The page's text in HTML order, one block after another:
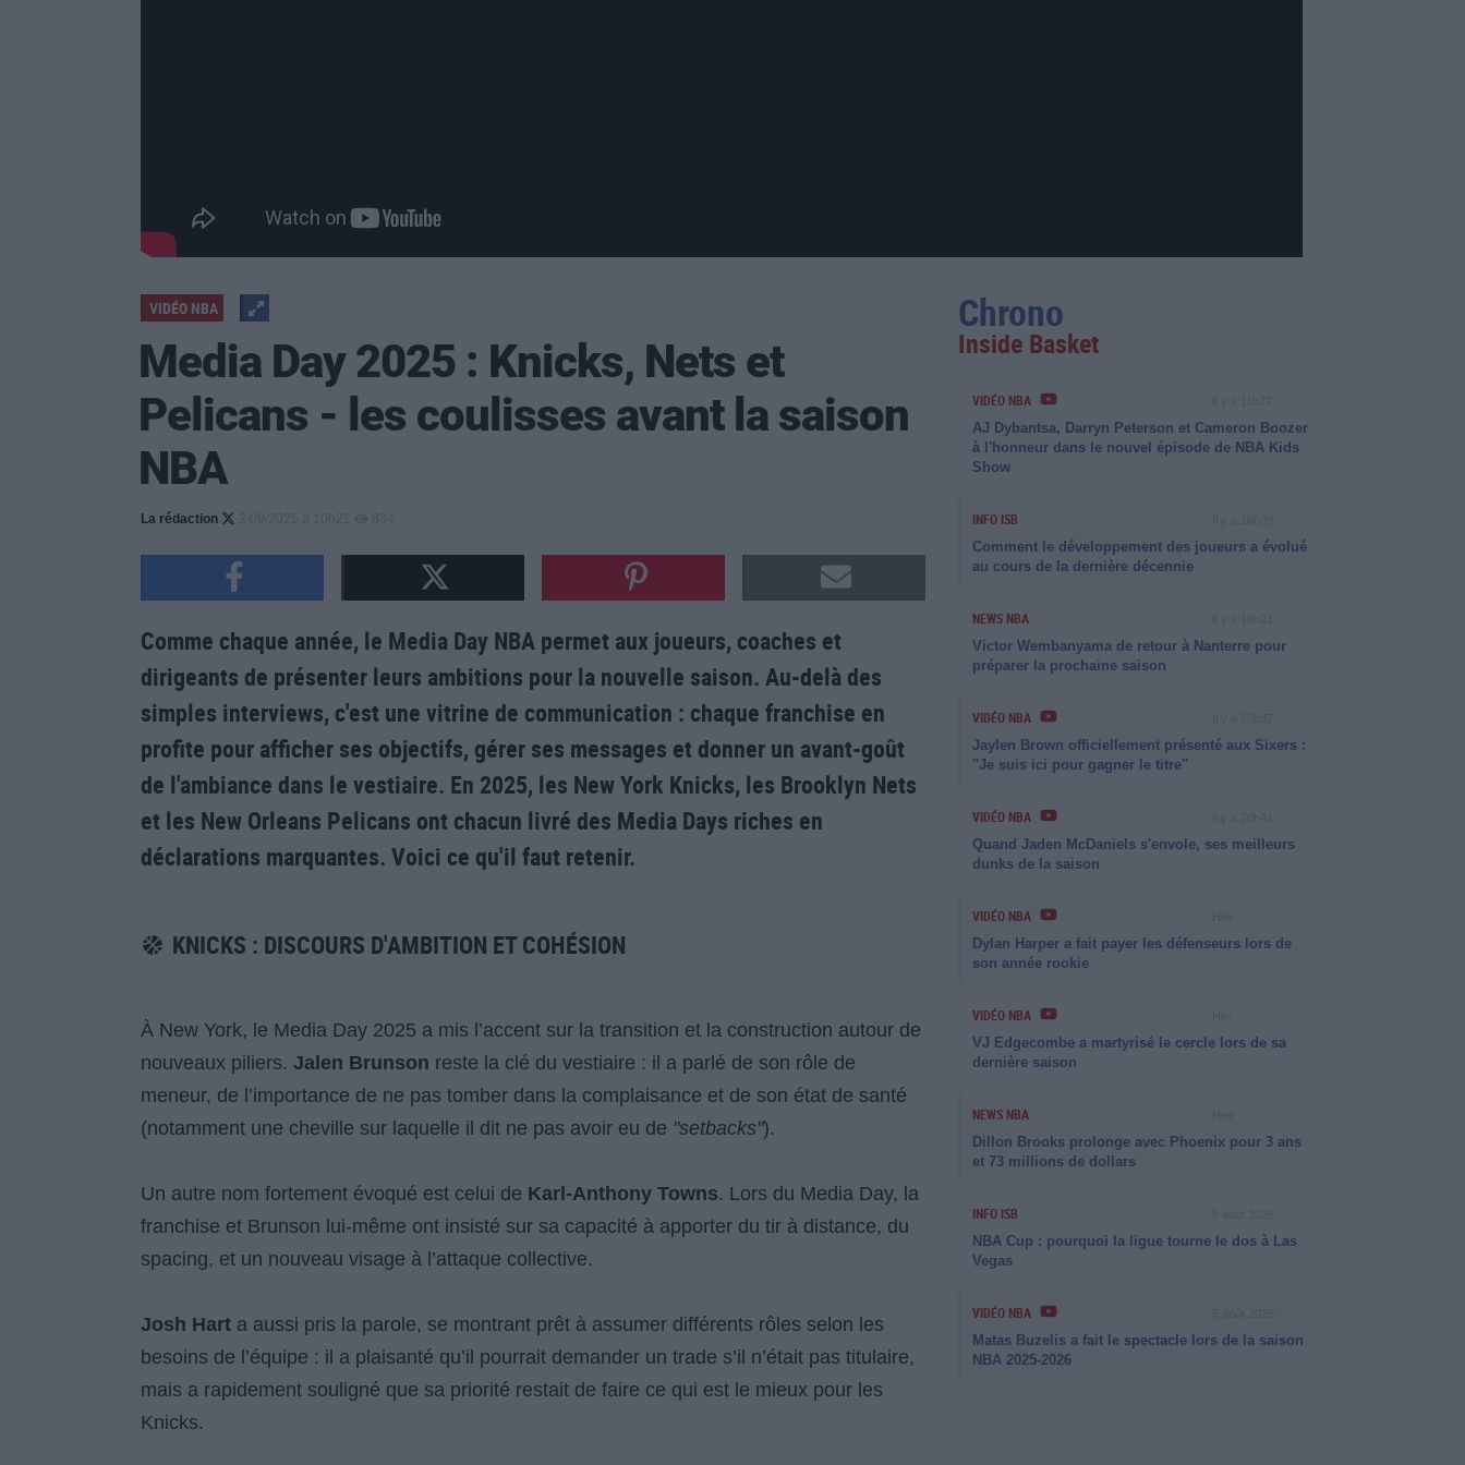
VIDÉO NBA
Media Day 2025 : Knicks, Nets et
Pelicans - les coulisses avant la saison
NBA
La rédaction
Comme chaque année, le Media Day NBA permet aux joueurs, coaches et
dirigeants de présenter leurs ambitions pour la nouvelle saison. Au-delà des
simples interviews, c'est une vitrine de communication : chaque franchise en
profite pour afficher ses objectifs, gérer ses messages et donner un avant-goût
de l'ambiance dans le vestiaire. En 2025, les New York Knicks, les Brooklyn Nets
et les New Orleans Pelicans ont chacun livré des Media Days riches en
déclarations marquantes. Voici ce qu'il faut retenir.
KNICKS : DISCOURS D'AMBITION ET COHÉSION
À New York, le Media Day 2025 a mis l’accent sur la transition et la construction autour de
nouveaux piliers. Jalen Brunson reste la clé du vestiaire : il a parlé de son rôle de
meneur, de l’importance de ne pas tomber dans la complaisance et de son état de santé
(notamment une cheville sur laquelle il dit ne pas avoir eu de "setbacks").
Un autre nom fortement évoqué est celui de Karl-Anthony Towns. Lors du Media Day, la
franchise et Brunson lui-même ont insisté sur sa capacité à apporter du tir à distance, du
spacing, et un nouveau visage à l’attaque collective.
Josh Hart a aussi pris la parole, se montrant prêt à assumer différents rôles selon les
besoins de l’équipe : il a plaisanté qu’il pourrait demander un trade s’il n’était pas titulaire,
mais a rapidement souligné que sa priorité restait de faire ce qui est le mieux pour les
Knicks.
Chrono
Inside Basket
VIDÉO NBA
AJ Dybantsa, Darryn Peterson et Cameron Boozer
à l'honneur dans le nouvel épisode de NBA Kids
Show
INFO ISB
Comment le développement des joueurs a évolué
au cours de la dernière décennie
NEWS NBA
Victor Wembanyama de retour à Nanterre pour
préparer la prochaine saison
VIDÉO NBA
Jaylen Brown officiellement présenté aux Sixers :
''Je suis ici pour gagner le titre''
VIDÉO NBA
Quand Jaden McDaniels s'envole, ses meilleurs
dunks de la saison
VIDÉO NBA
Dylan Harper a fait payer les défenseurs lors de
son année rookie
VIDÉO NBA
VJ Edgecombe a martyrisé le cercle lors de sa
dernière saison
NEWS NBA
Dillon Brooks prolonge avec Phoenix pour 3 ans
et 73 millions de dollars
INFO ISB
NBA Cup : pourquoi la ligue tourne le dos à Las
Vegas
VIDÉO NBA
Matas Buzelis a fait le spectacle lors de la saison
NBA 2025-2026